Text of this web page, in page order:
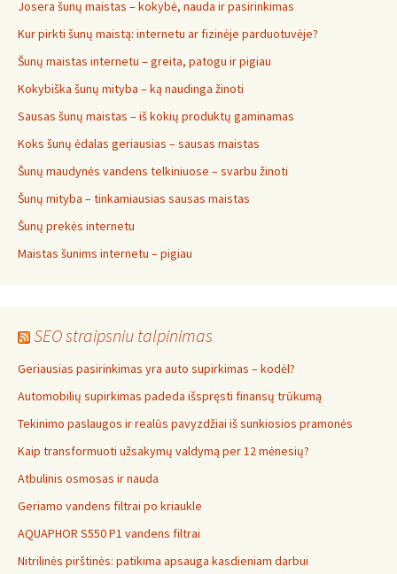
Josera šunų maistas – kokybė, nauda ir pasirinkimas
Kur pirkti šunų maistą: internetu ar fizinėje parduotuvėje?
Šunų maistas internetu – greita, patogu ir pigiau
Kokybiška šunų mityba – ką naudinga žinoti
Sausas šunų maistas – iš kokių produktų gaminamas
Koks šunų ėdalas geriausias – sausas maistas
Šunų maudynės vandens telkiniuose – svarbu žinoti
Šunų mityba – tinkamiausias sausas maistas
Šunų prekės internetu
Maistas šunims internetu – pigiau
SEO straipsniu talpinimas
Geriausias pasirinkimas yra auto supirkimas – kodėl?
Automobilių supirkimas padeda išspręsti finansų trūkumą
Tekinimo paslaugos ir realūs pavyzdžiai iš sunkiosios pramonės
Kaip transformuoti užsakymų valdymą per 12 mėnesių?
Atbulinis osmosas ir nauda
Geriamo vandens filtrai po kriaukle
AQUAPHOR S550 P1 vandens filtrai
Nitrilinės pirštinės: patikima apsauga kasdieniam darbui